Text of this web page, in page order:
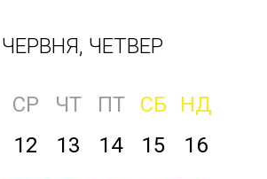
ЧЕРВНЯ, ЧЕТВЕР
СР ЧТ ПТ СБ
НД
12 13 14 15 16